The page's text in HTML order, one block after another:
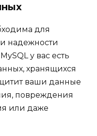
для
надежности
у вас есть
хранящихся
ваши данные
повреждения
или даже